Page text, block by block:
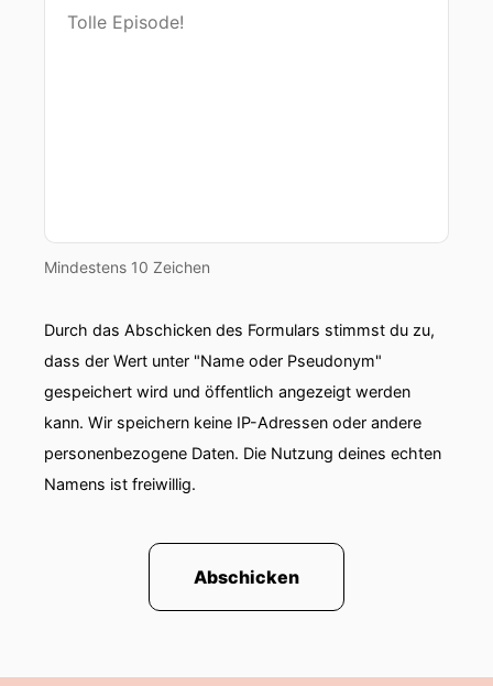
Mindestens 10 Zeichen
Durch das Abschicken des Formulars stimmst du zu,
dass der Wert unter "Name oder Pseudonym"
gespeichert wird und öffentlich angezeigt werden
kann. Wir speichern keine IP-Adressen oder andere
personenbezogene Daten. Die Nutzung deines echten
Namens ist freiwillig.
Abschicken